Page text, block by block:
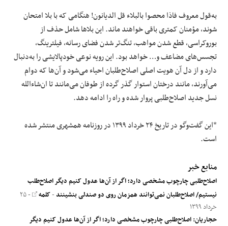
به‌قول معروف فاذا محصوا بالبلاء قل الدیانون! هنگامی که با بلا امتحان
شوند، مؤمنان کمتری باقی خواهند ماند. این بلاها شامل حذف از
بوروکراسی، قطع شدن مواهب، تنگ‌تر شدن فضای رسانه، فیلترینگ،
تجسس‌های مضاعف و… خواهد بود. این رویه نوعی خودپالایشی را به‌دنبال
دارد و از دل آن هویت اصلی اصلاح‌طلبان احیاء می‌شود و آن‌ها که دوام
می‌آورند، مانند درختان استوار گذر گرده از طوفان می‌مانند تا ان‌شاءالله
نسل جدید اصلاح‌طلبی پروار شده و راه را ادامه دهد.
*این گفت‌و‌گو در تاریخ ۲۴ خرداد ۱۳۹۹ در روزنامه همشهری منتشر شده
است.
منابع خبر
اصلاح‌طلبی چارچوب مشخصی دارد؛ اگر از آن‌ها عدول کنیم دیگر اصلاح‌طلب
نیستیم/ اصلاح‌طلبان نمی‌توانند همزمان روی دو صندلی بنشینند-کلمه
- ۲۵
خرداد ۱۳۹۹
حجاریان: اصلاح‌طلبی چارچوب مشخصی دارد؛ اگر از آن‌ها عدول کنیم دیگر